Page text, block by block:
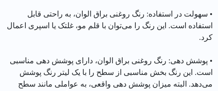
• سهولت در استفاده: رنگ روغنی براق الوان، به راحتی قابل
استفاده است. این رنگ را می‌توان با قلم مو، غلتک یا اسپری اعمال
کرد.
• پوشش دهی: رنگ روغنی براق الوان، دارای پوشش دهی مناسبی
است. این رنگ بخش مناسبی از سطح را با یک لیتر رنگ پوشش
می‌دهد. البته میزان پوشش دهی واقعی، به عواملی مانند سطح